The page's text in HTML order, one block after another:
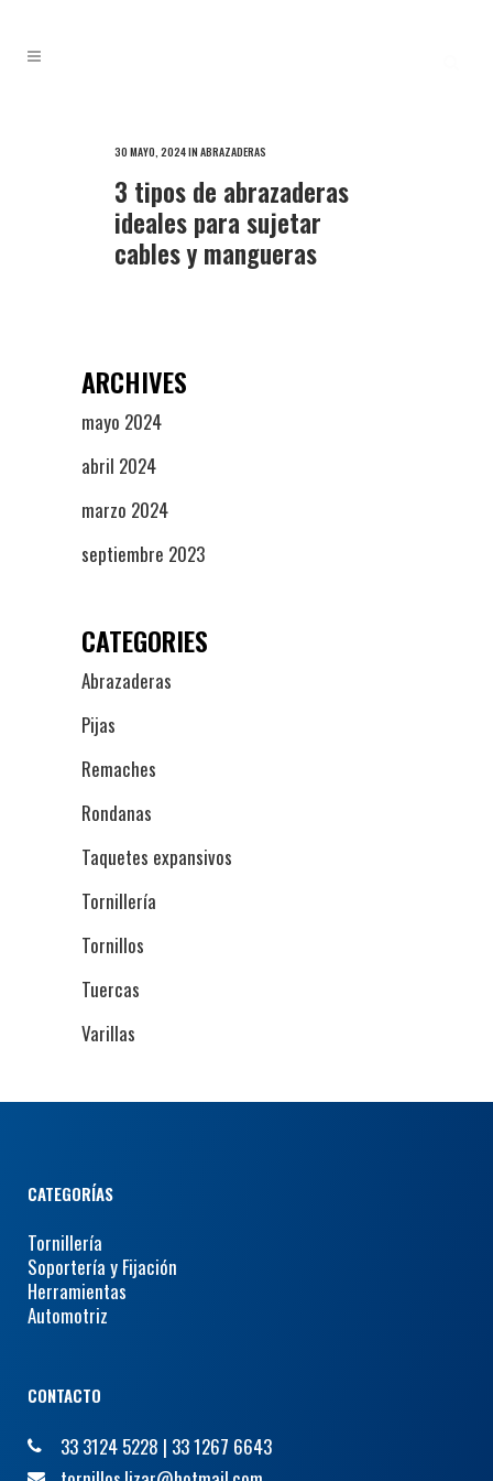
30 MAYO, 2024IN ABRAZADERAS
3 tipos de abrazaderas
ideales para sujetar
cables y mangueras
ARCHIVES
mayo 2024
abril 2024
marzo 2024
septiembre 2023
CATEGORIES
Abrazaderas
Pijas
Remaches
Rondanas
Taquetes expansivos
Tornillería
Tornillos
Tuercas
Varillas
CATEGORÍAS
Tornillería
Soportería y Fijación
Herramientas
Automotriz
CONTACTO
33 3124 5228 | 33 1267 6643